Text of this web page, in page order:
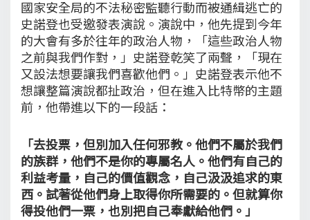
國家安全局的不法秘密監聽行動而被通緝逃亡的
史諾登也受邀發表演說。演說中，他先提到今年
的大會有多於往年的政治人物，「這些政治人物
之前與我們作對，」史諾登乾笑了兩聲，「現在
又設法想要讓我們喜歡他們。」史諾登表示他不
想讓整篇演說都扯政治，但在進入比特幣的主題
前，他帶進以下的一段話：
「去投票，但別加入任何邪教。他們不屬於我們
的族群，他們不是你的專屬名人。他們有自己的
利益考量，自己的價值觀念，自己汲汲追求的東
西。試著從他們身上取得你所需要的。但就算你
得投他們一票，也別把自己奉獻給他們。」